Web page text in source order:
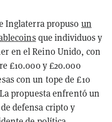
Inglaterra propuso un
que individuos y
en el Reino Unido, con
£10.000 y £20.000
con un tope de £10
propuesta enfrentó un
defensa cripto y